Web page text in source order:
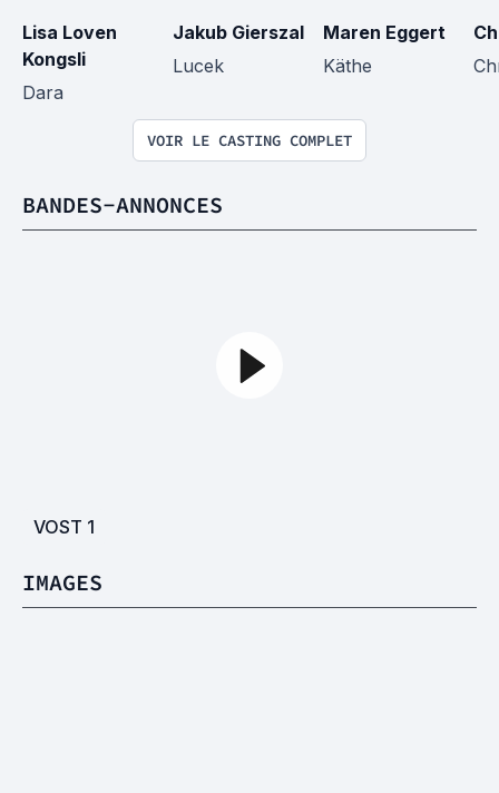
Lisa Loven
Kongsli
Dara
Jakub Gierszal
Lucek
Maren Eggert
Käthe
VOIR LE CASTING COMPLET
BANDES-ANNONCES
VOST 1
IMAGES